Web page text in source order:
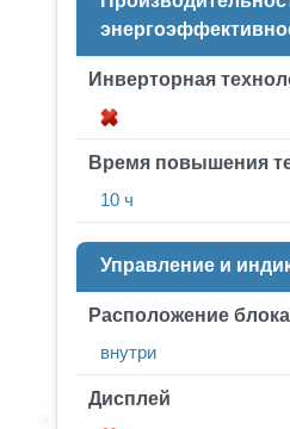
Инверторная
Время повышения
10 ч
Управление и
Расположение
внутри
Дисплей